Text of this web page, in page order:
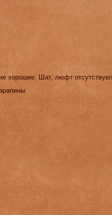
хорошее. Шат, люфт